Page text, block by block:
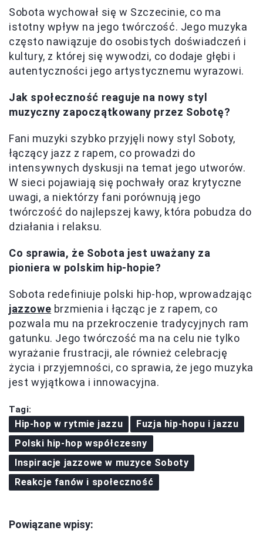
Sobota wychował się w Szczecinie, co ma
istotny wpływ na jego twórczość. Jego muzyka
często nawiązuje do osobistych doświadczeń i
kultury, z której się wywodzi, co dodaje głębi i
autentyczności jego artystycznemu wyrazowi.
Jak społeczność reaguje na nowy styl
muzyczny zapoczątkowany przez Sobotę?
Fani muzyki szybko przyjęli nowy styl Soboty,
łączący jazz z rapem, co prowadzi do
intensywnych dyskusji na temat jego utworów.
W sieci pojawiają się pochwały oraz krytyczne
uwagi, a niektórzy fani porównują jego
twórczość do najlepszej kawy, która pobudza do
działania i relaksu.
Co sprawia, że Sobota jest uważany za
pioniera w polskim hip-hopie?
Sobota redefiniuje polski hip-hop, wprowadzając
jazzowe brzmienia i łącząc je z rapem, co
pozwala mu na przekroczenie tradycyjnych ram
gatunku. Jego twórczość ma na celu nie tylko
wyrażanie frustracji, ale również celebrację
życia i przyjemności, co sprawia, że jego muzyka
jest wyjątkowa i innowacyjna.
Tagi:
Hip-hop w rytmie jazzu
Fuzja hip-hopu i jazzu
Polski hip-hop współczesny
Inspiracje jazzowe w muzyce Soboty
Reakcje fanów i społeczność
Powiązane wpisy: